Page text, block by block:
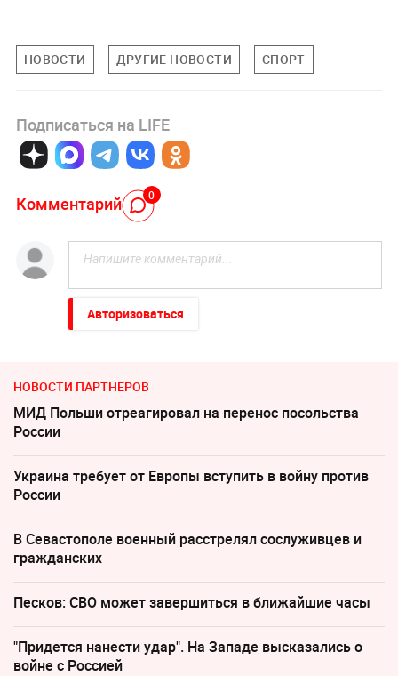
НОВОСТИ ДРУГИЕ НОВОСТИ СПОРТ
Подписаться на LIFE
Комментарий 0
Авторизоваться
НОВОСТИ ПАРТНЕРОВ
МИД Польши отреагировал на перенос посольства
России
Украина требует от Европы вступить в войну против
России
В Севастополе военный расстрелял сослуживцев и
гражданских
Песков: СВО может завершиться в ближайшие часы
"Придется нанести удар". На Западе высказались о
войне с Россией